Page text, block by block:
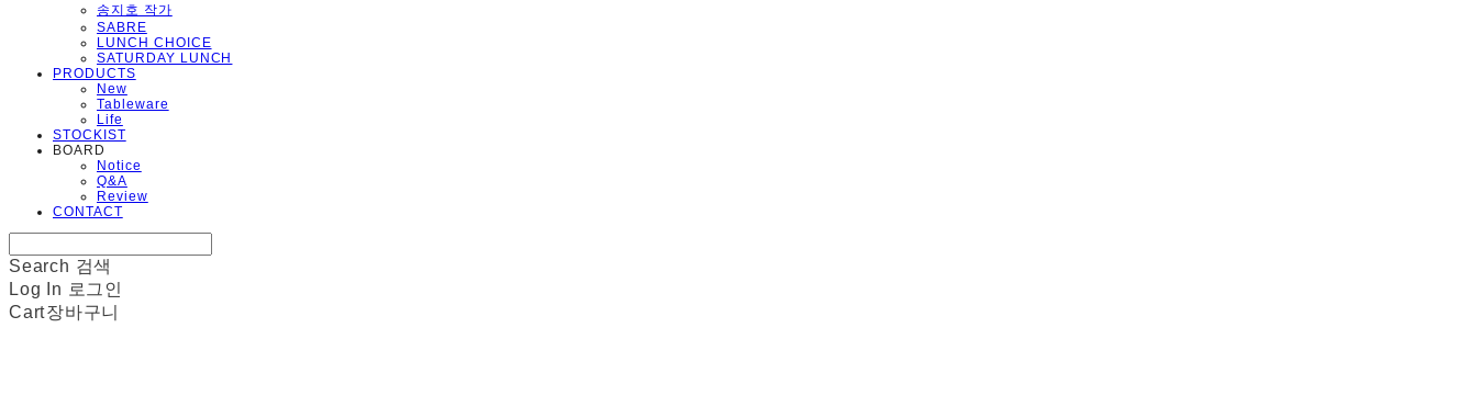
송지호 작가
SABRE
LUNCH CHOICE
SATURDAY LUNCH
PRODUCTS
New
Tableware
Life
STOCKIST
BOARD
Notice
Q&A
Review
CONTACT
Search 검색
Log In 로그인
Cart장바구니